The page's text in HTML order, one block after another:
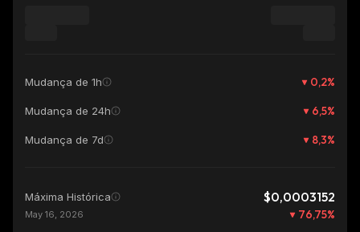
Mudança de 1h 0,2%
Mudança de 24h 6,5%
Mudança de 7d 8,3%
Máxima Histórica $0,0003152
May 16, 2026 76,75%